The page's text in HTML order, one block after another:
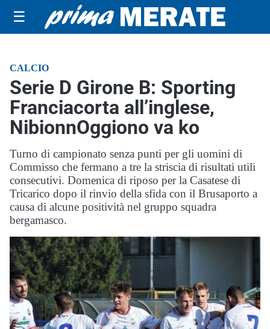
☰
CALCIO
Serie D Girone B: Sporting
Franciacorta all’inglese,
NibionnOggiono va ko
Turno di campionato senza punti per gli uomini di
Commisso che fermano a tre la striscia di risultati utili
consecutivi. Domenica di riposo per la Casatese di
Tricarico dopo il rinvio della sfida con il Brusaporto a
causa di alcune positività nel gruppo squadra
bergamasco.